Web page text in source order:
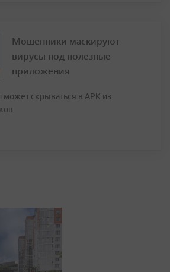
Мошенники маскируют
вирусы под полезные
приложения
скрываться в APK из